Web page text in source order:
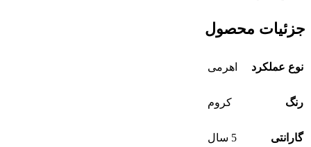
جزئیات محصول
نوع عملکرد اهرمی
رنگ کروم
گارانتی 5 سال